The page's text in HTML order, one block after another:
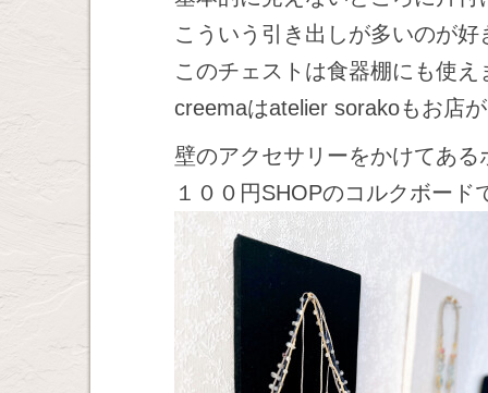
こういう引き出しが多いのが
このチェストは食器棚にも使え
creemaはatelier sorakoもお店
壁のアクセサリーをかけてある
１００円SHOPのコルクボード